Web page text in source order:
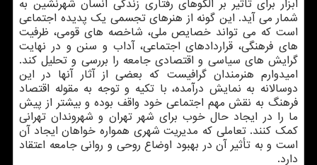
ابزار برای تأثیر بر الگوهای رفتاری زندگی انسان شهرنشین به
شمار می آید. این گونه از هنرهای تجسمی یك پدیده اجتماعی
است كه می تواند خصایص ملی، شاخصه های قومی، ظرفیت
های فرهنگی، قراردادهای اجتماعی، آداب و سنن و در نهایت
گرایش های سیاسی و اقتصادی جامعه را بررسی و تحلیل كند.
امیدوارم هنرمندان گرافیست كه بعضی از آثار آنها در این
دوسالانه به نمایش درآمده، با تكیه و توجه به مقوله اقتصاد
فرهنگ به نقش مهم اجتماعی خود واقف بوده و بیشتر از پیش
ما را در ایجاد حال خوب برای شهر تهران و شهروندان تهرانی
كمك كنند. تعاملی كه مدیریت شهری همواره خواهان ایجاد آن
است و به تأثیر آن در بهبود اوضاع روحی و روانی جامعه اعتقاد
دارد.